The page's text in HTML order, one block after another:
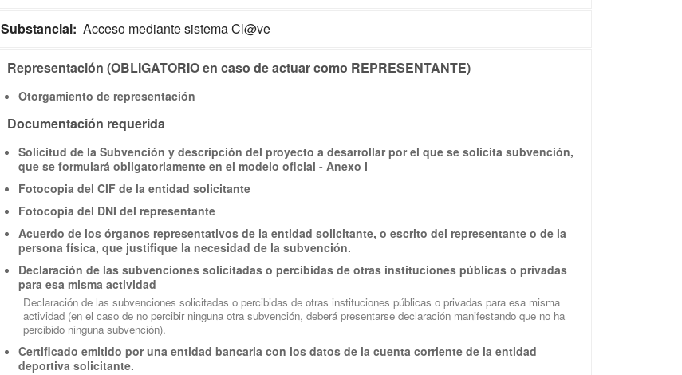
Substancial: Acceso mediante sistema Cl@ve
Representación (OBLIGATORIO en caso de actuar como REPRESENTANTE)
Otorgamiento de representación
Documentación requerida
Solicitud de la Subvención y descripción del proyecto a desarrollar por el que se solicita subvención,
que se formulará obligatoriamente en el modelo oficial - Anexo I
Fotocopia del CIF de la entidad solicitante
Fotocopia del DNI del representante
Acuerdo de los órganos representativos de la entidad solicitante, o escrito del representante o de la
persona física, que justifique la necesidad de la subvención.
Declaración de las subvenciones solicitadas o percibidas de otras instituciones públicas o privadas
para esa misma actividad
Declaración de las subvenciones solicitadas o percibidas de otras instituciones públicas o privadas para esa misma
actividad (en el caso de no percibir ninguna otra subvención, deberá presentarse declaración manifestando que no ha
percibido ninguna subvención).
Certificado emitido por una entidad bancaria con los datos de la cuenta corriente de la entidad
deportiva solicitante.